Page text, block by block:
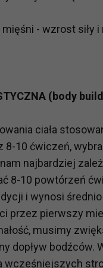
- wzrost siły i
(body
ciała
8-10 ćwiczeń,
najbardziej
8-10 powtórzeń
i wynosi
przez pierwszy
musimy
dopływ
Twoich danych w